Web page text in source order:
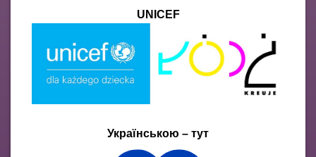
UNICEF
Українською – тут